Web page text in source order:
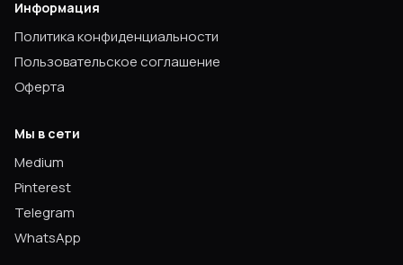
Информация
Политика конфиденциальности
Пользовательское соглашение
Оферта
Мы в сети
Medium
Pinterest
Telegram
WhatsApp